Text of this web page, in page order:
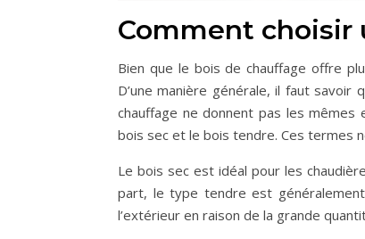
Comment choisir
Bien que le bois de chauffage offre
D’une manière générale, il faut
chauffage ne donnent pas les
bois sec et le bois tendre. Ces termes
Le bois sec est idéal pour les
part, le type tendre est
l’extérieur en raison de la grande